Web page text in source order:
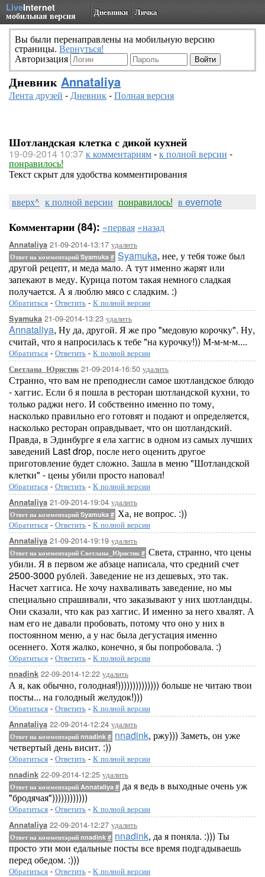
LiveInternet
мобильная версия Дневники Личка
Вы были перенаправлены на мобильную версию
страницы. Вернуться!
Авторизация
Дневник Annataliya
Лента друзей -Дневник-Полная версия
Шотландская клетка с дикой кухней
19-09-2014 10:37к комментариям-к полной версии -
понравилось!
Текст скрыт для удобства комментирования
вверх^ к полной версии понравилось! в evernote
Комментарии (84): «первая «назад
Annataliya 21-09-2014-13:17 удалить
Ответ на комментарий Syamuka # Syamuka, нее, у тебя тоже был
другой рецепт, и меда мало. А тут именно жарят или
запекают в меду. Курица потом такая немного сладкая
получается. А я люблю мясо с сладким. :)
Обратиться - Ответить - К полной версии
Syamuka 21-09-2014-13:23 удалить
Annataliya, Ну да, другой. Я же про "медовую корочку". Ну,
считай, что я напросилась к тебе "на курочку!)) М-м-м-м....
Обратиться - Ответить - К полной версии
Светлана_Юристик21-09-2014-16:50 удалить
Странно, что вам не преподнесли самое шотландское блюдо
- хаггис. Если б я пошла в ресторан шотландской кухни, то
только раджи него. И собственно именно по тому,
насколько правильно его готовят и подают и определяется,
насколько ресторан оправдывает, что он шотландский.
Правда, в Эдинбурге я ела хаггис в одном из самых лучших
заведений Last drop, после него оценить другое
приготовление будет сложно. Зашла в меню "Шотландской
клетки" - цены убили просто наповал!
Обратиться - Ответить - К полной версии
Annataliya 21-09-2014-19:04 удалить
Ответ на комментарий Syamuka # Ха, не вопрос. :))
Обратиться - Ответить - К полной версии
Annataliya 21-09-2014-19:19 удалить
Ответ на комментарий Светлана_Юристик # Света, странно, что цены
убили. Я в первом же абзаце написала, что средний счет
2500-3000 рублей. Заведение не из дешевых, это так.
Насчет хаггиса. Не хочу нахваливать заведение, но мы
специально спрашивали, что заказывают у них шотландцы.
Они сказали, что как раз хаггис. И именно за него хвалят. А
нам его не давали пробовать, потому что оно у них в
постоянном меню, а у нас была дегустация именно
осеннего. Хотя жалко, конечно, я бы попробовала. :)
Обратиться - Ответить - К полной версии
nnadink 22-09-2014-12:22 удалить
А я, как обычно, голодная!)))))))))))))) больше не читаю твои
посты... на голодный желудок!)))
Обратиться - Ответить - К полной версии
Annataliya 22-09-2014-12:24 удалить
Ответ на комментарий nnadink # nnadink, ржу))) Заметь, он уже
четвертый день висит. :))
Обратиться - Ответить - К полной версии
nnadink 22-09-2014-12:25 удалить
Ответ на комментарий Annataliya # да я ведь в выходные очень уж
"бродячая"))))))))))))
Обратиться - Ответить - К полной версии
Annataliya 22-09-2014-12:27 удалить
Ответ на комментарий nnadink # nnadink, да я поняла. :))) Ты
просто эти мои едальные посты все время подгадываешь
перед обедом. :)))
Обратиться - Ответить - К полной версии